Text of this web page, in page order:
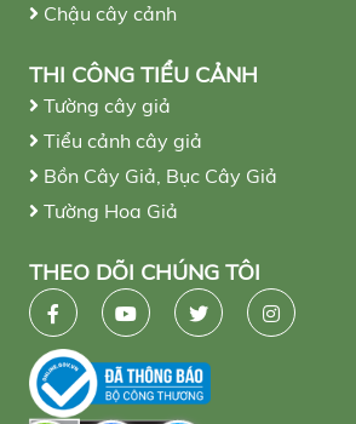
Chậu cây cảnh
THI CÔNG TIỂU CẢNH
Tường cây giả
Tiểu cảnh cây giả
Bồn Cây Giả, Bục Cây Giả
Tường Hoa Giả
THEO DÕI CHÚNG TÔI